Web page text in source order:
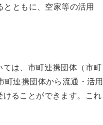
ともに、空家等の活用
は、市町連携団体（市町
町連携団体から流通・活用
ることができます。これ